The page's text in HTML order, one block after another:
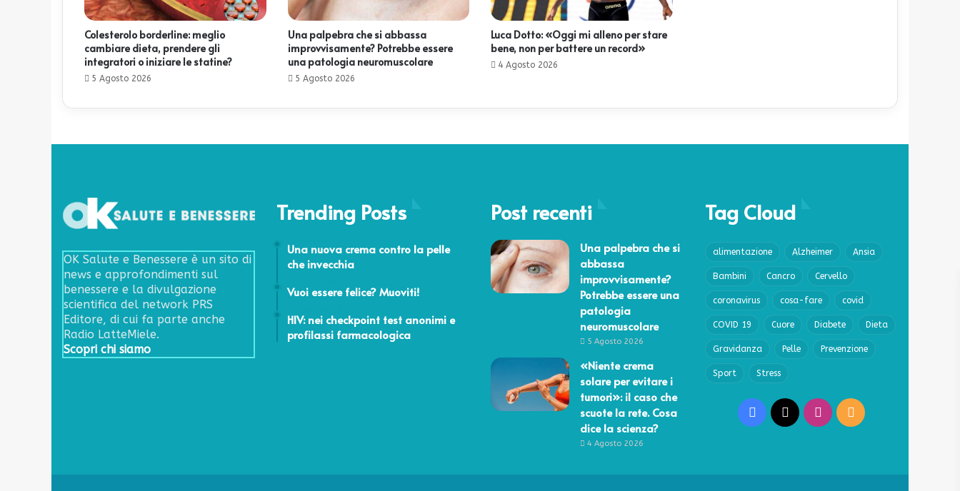
Colesterolo borderline: meglio
cambiare dieta, prendere gli
integratori o iniziare le statine?
5 Agosto 2026
Una palpebra che si abbassa
improvvisamente? Potrebbe essere
una patologia neuromuscolare
5 Agosto 2026
Luca Dotto: «Oggi mi alleno per stare
bene, non per battere un record»
4 Agosto 2026
OK Salute e Benessere è un sito di
news e approfondimenti sul
benessere e la divulgazione
scientifica del network PRS
Editore, di cui fa parte anche
Radio LatteMiele.
Scopri chi siamo
Trending Posts
Una nuova crema contro la pelle
che invecchia
Vuoi essere felice? Muoviti!
HIV: nei checkpoint test anonimi e
profilassi farmacologica
Post recenti
Una palpebra che si
abbassa
improvvisamente?
Potrebbe essere una
patologia
neuromuscolare
5 Agosto 2026
«Niente crema
solare per evitare i
tumori»: il caso che
scuote la rete. Cosa
dice la scienza?
4 Agosto 2026
Tag Cloud
alimentazione Alzheimer Ansia
Bambini Cancro Cervello
coronavirus cosa-fare covid
COVID 19 Cuore Diabete Dieta
Gravidanza Pelle Prevenzione
Sport Stress
Facebook Instagram
RSS